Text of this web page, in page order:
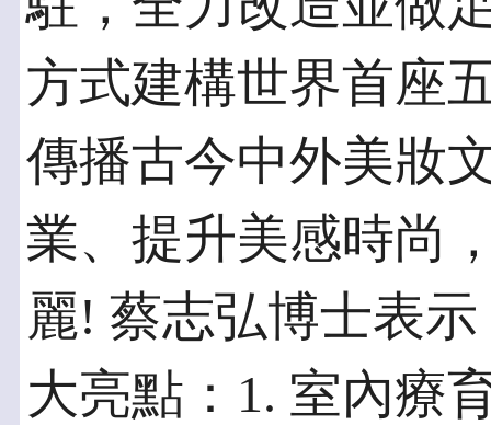
方式建構世界首座
傳播古今中外美妝
業、提升美感時尚
麗! 蔡志弘博士表
大亮點：1. 室內療